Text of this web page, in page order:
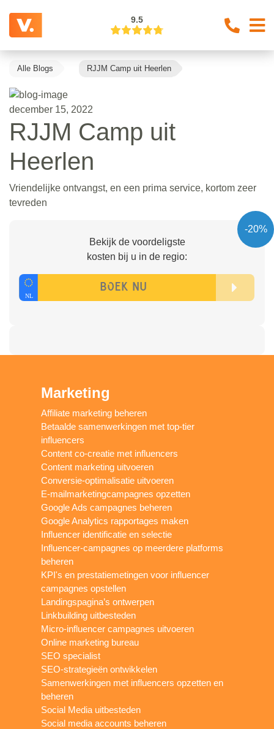
9.5
Alle Blogs RJJM Camp uit Heerlen
december 15, 2022
RJJM Camp uit
Heerlen
Vriendelijke ontvangst, en een prima service, kortom zeer
tevreden
-20%
Bekijk de voordeligste
kosten bij u in de regio:
Marketing
Affiliate marketing beheren
Betaalde samenwerkingen met top-tier
influencers
Content co-creatie met influencers
Content marketing uitvoeren
Conversie-optimalisatie uitvoeren
E-mailmarketingcampagnes opzetten
Google Ads campagnes beheren
Google Analytics rapportages maken
Influencer identificatie en selectie
Influencer-campagnes op meerdere platforms
beheren
KPI's en prestatiemetingen voor influencer
campagnes opstellen
Landingspagina’s ontwerpen
Linkbuilding uitbesteden
Micro-influencer campagnes uitvoeren
Online marketing bureau
SEO specialist
SEO-strategieën ontwikkelen
Samenwerkingen met influencers opzetten en
beheren
Social Media uitbesteden
Social media accounts beheren